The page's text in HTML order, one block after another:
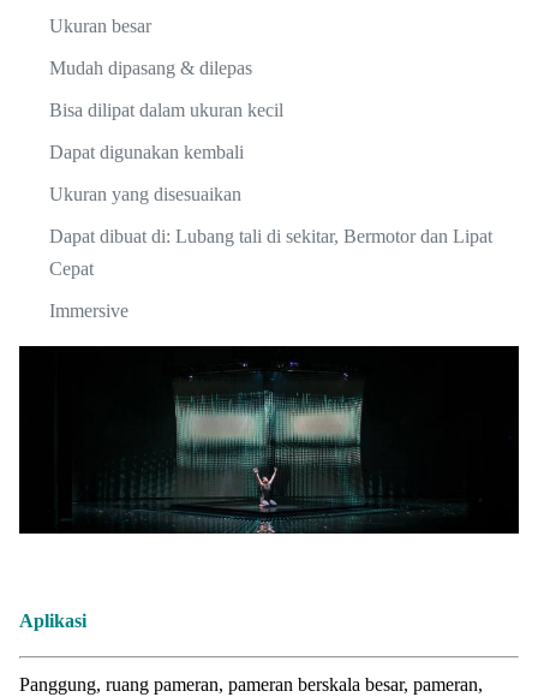
Ukuran besar
Mudah dipasang & dilepas
Bisa dilipat dalam ukuran kecil
Dapat digunakan kembali
Ukuran yang disesuaikan
Dapat dibuat di: Lubang tali di sekitar, Bermotor dan Lipat
Cepat
Immersive
Aplikasi
Panggung, ruang pameran, pameran berskala besar, pameran,